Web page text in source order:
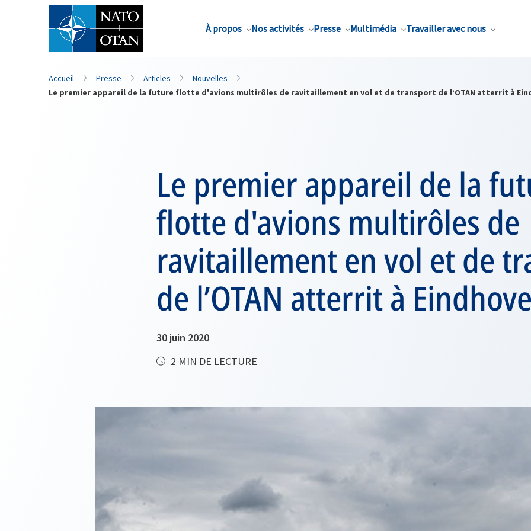
À propos Nos activités Presse Multimédia Travailler avec nous
Nom de famille*
Accueil Presse Articles
Nouvelles
Le premier appareil de la future flotte d'avions multirôles de ravitaillement en vol et de transport de l’OTAN atterrit à
Le premier appareil de la
flotte d'avions multirôles de
ravitaillement en vol et de
de l’OTAN atterrit à
30 juin 2020
2 MIN DE LECTURE